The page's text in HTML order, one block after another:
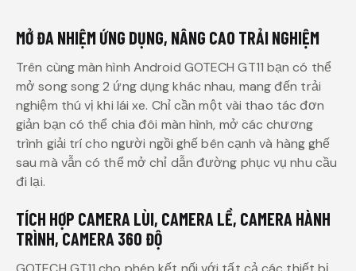
MỞ ĐA NHIỆM ỨNG DỤNG, NÂNG CAO TRẢI NGHIỆM
Trên cùng màn hình Android GOTECH GT11 bạn có thể
mở song song 2 ứng dụng khác nhau, mang đến trải
nghiệm thú vị khi lái xe. Chỉ cần một vài thao tác đơn
giản bạn có thể chia đôi màn hình, mở các chương
trình giải trí cho người ngồi ghế bên cạnh và hàng ghế
sau mà vẫn có thể mở chỉ dẫn đường phục vụ nhu cầu
đi lại.
TÍCH HỢP CAMERA LÙI, CAMERA LỀ, CAMERA HÀNH
TRÌNH, CAMERA 360 ĐỘ